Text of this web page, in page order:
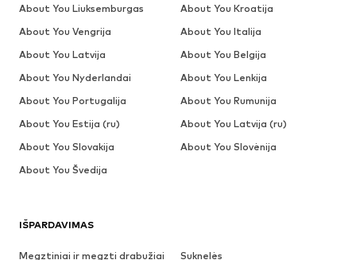
IŠPARDAVIMAS
Megztiniai ir megzti drabužiai
Suknelės
About You Liuksemburgas
About You Kroatija
About You Vengrija
About You Italija
About You Latvija
About You Belgija
About You Nyderlandai
About You Lenkija
About You Portugalija
About You Rumunija
About You Estija (ru)
About You Latvija (ru)
About You Slovakija
About You Slovėnija
About You Švedija